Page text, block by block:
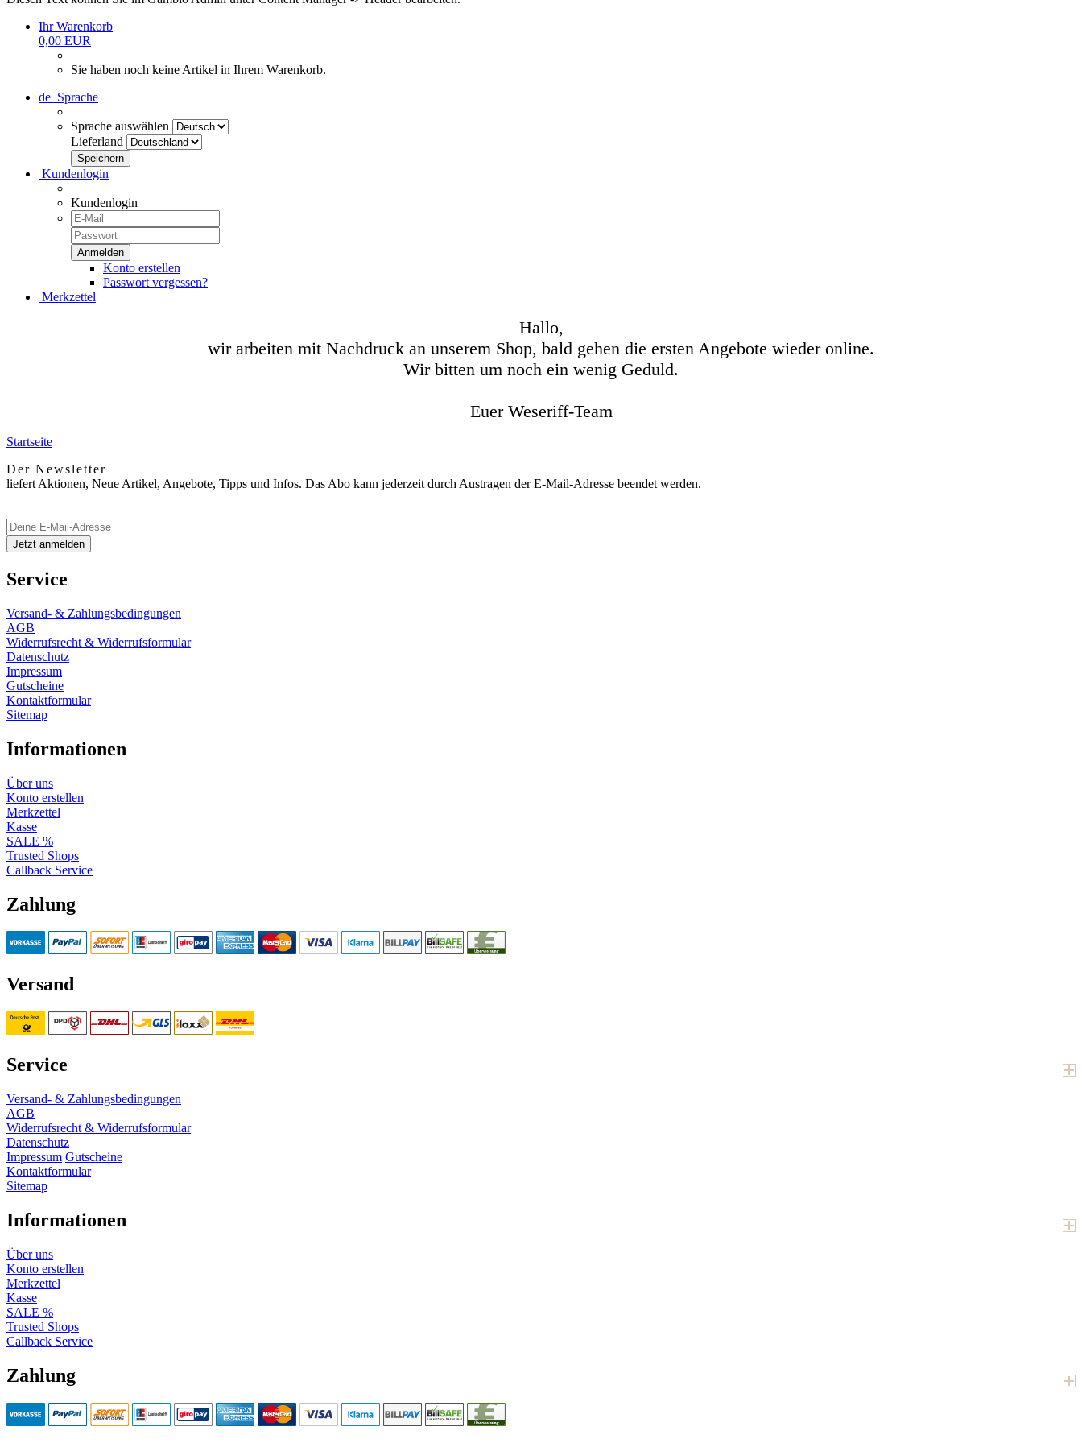
Ihr Warenkorb
0,00 EUR
Sie haben noch keine Artikel in Ihrem Warenkorb.
de Sprache
Sprache auswählen
Lieferland
Kundenlogin
Kundenlogin
Konto erstellen
Passwort vergessen?
Merkzettel
Hallo,
wir arbeiten mit Nachdruck an unserem Shop, bald gehen die ersten Angebote wieder online.
Wir bitten um noch ein wenig Geduld.
Euer Weseriff-Team
Startseite
Der Newsletter
liefert Aktionen, Neue Artikel, Angebote, Tipps und Infos. Das Abo kann jederzeit durch Austragen der E-Mail-Adresse beendet werden.
Service
Versand- & Zahlungsbedingungen
AGB
Widerrufsrecht & Widerrufsformular
Datenschutz
Impressum
Gutscheine
Kontaktformular
Sitemap
Informationen
Über uns
Konto erstellen
Merkzettel
Kasse
SALE %
Trusted Shops
Callback Service
Zahlung
Versand
Service
Versand- & Zahlungsbedingungen
AGB
Widerrufsrecht & Widerrufsformular
Datenschutz
Impressum Gutscheine
Kontaktformular
Sitemap
Informationen
Über uns
Konto erstellen
Merkzettel
Kasse
SALE %
Trusted Shops
Callback Service
Zahlung